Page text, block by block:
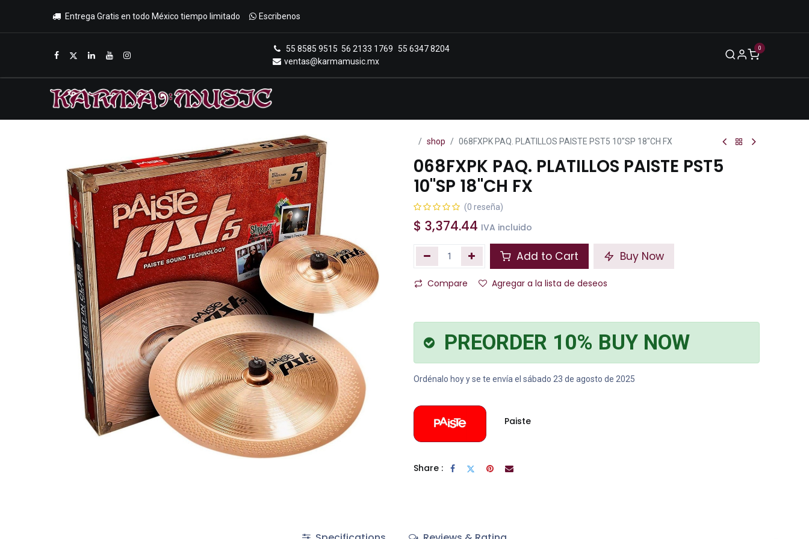
Entrega Gratis en todo México tiempo limitado Escribenos
55 8585 9515 56 2133 1769
55 6347 8204
ventas@karmamusic.mx
0
Inicio Tienda Promociones
shop 068FXPK PAQ. PLATILLOS PAISTE PST5 10"SP 18"CH FX
068FXPK PAQ. PLATILLOS PAISTE PST5
10"SP 18"CH FX
(0 reseña)
$ 3,374.44 IVA incluido
Add to Cart Buy Now
Compare Agregar a la lista de deseos
PREORDER 10% BUY NOW
Ordénalo hoy y se te envía el sábado 23 de agosto de 2025
Paiste
Share :